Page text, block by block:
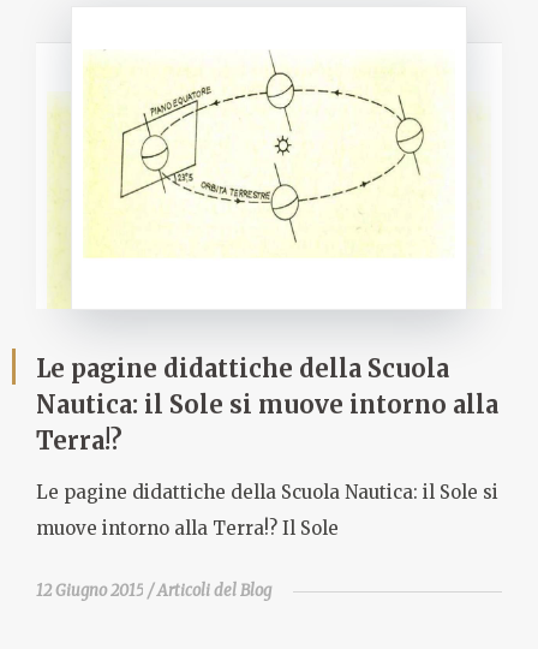
Le pagine didattiche della Scuola
Nautica: il Sole si muove intorno alla
Terra!?
Le pagine didattiche della Scuola Nautica: il Sole si
muove intorno alla Terra!? Il Sole
12 Giugno 2015 Articoli del Blog